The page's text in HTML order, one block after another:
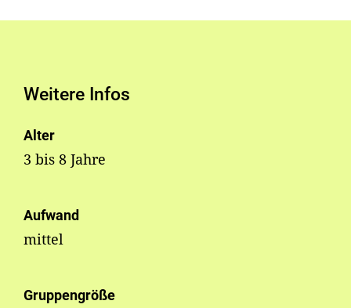
Weitere Infos
Alter
3 bis 8 Jahre
Aufwand
mittel
Gruppengröße